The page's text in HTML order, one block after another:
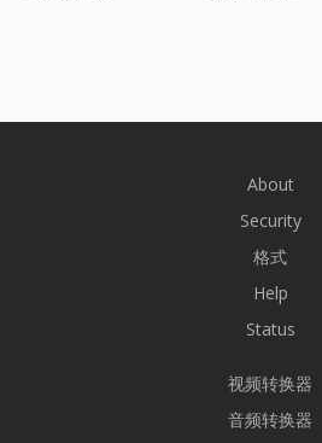
About
Security
格式
Help
Status
视频转换器
音频转换器